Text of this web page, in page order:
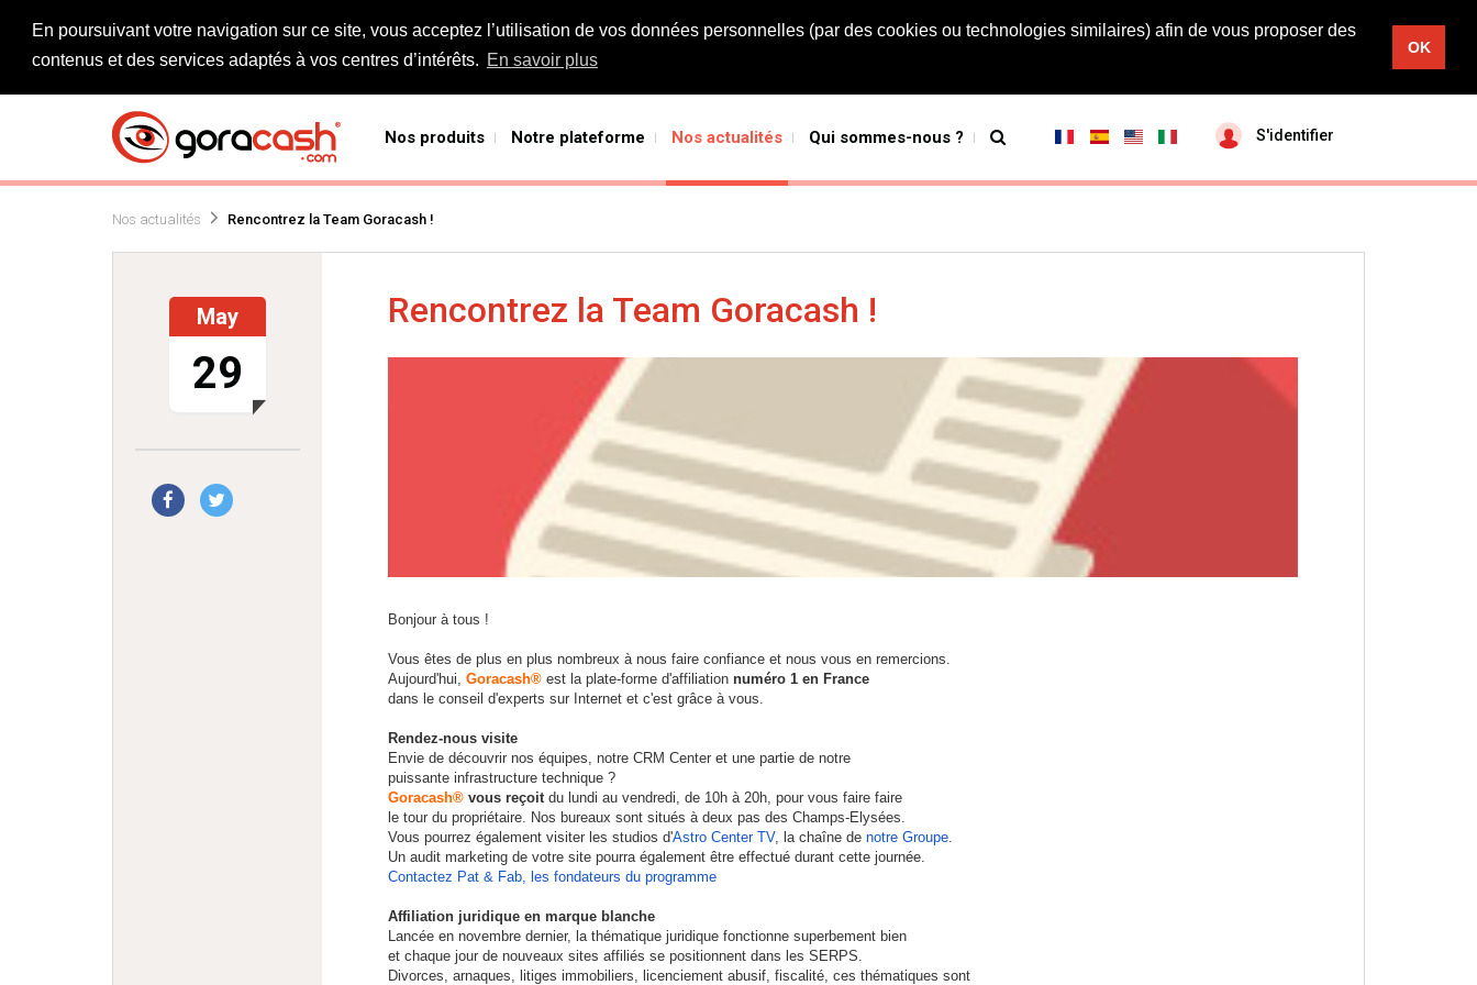
En poursuivant votre navigation sur ce site, vous acceptez l’utilisation de vos données personnelles (par des cookies ou technologies similaires) afin de vous proposer des
contenus et des services adaptés à vos centres d’intérêts. En savoir plus
OK
Nos produits Notre plateforme Nos actualités Qui sommes-nous ? S'identifier
Nos actualités Rencontrez la Team Goracash !
May
29
Rencontrez la Team Goracash !
Bonjour à tous !
Vous êtes de plus en plus nombreux à nous faire confiance et nous vous en remercions.
Aujourd'hui, Goracash®est la plate-forme d'affiliation numéro 1 en France
dans le conseil d'experts sur Internet et c'est grâce à vous.
Rendez-nous visite
Envie de découvrir nos équipes, notre CRM Center et une partie de notre
puissante infrastructure technique ?
Goracash® vous reçoitdu lundi au vendredi, de 10h à 20h, pour vous faire faire
le tour du propriétaire. Nos bureaux sont situés à deux pas des Champs-Elysées.
Vous pourrez également visiter les studios d'Astro Center TV, la chaîne de notre Groupe.
Un audit marketing de votre site pourra également être effectué durant cette journée.
Contactez Pat & Fab, les fondateurs du programme
Affiliation juridique en marque blanche
Lancée en novembre dernier, la thématique juridique fonctionne superbement bien
et chaque jour de nouveaux sites affiliés se positionnent dans les SERPS.
Divorces, arnaques, litiges immobiliers, licenciement abusif, fiscalité, ces thématiques sont